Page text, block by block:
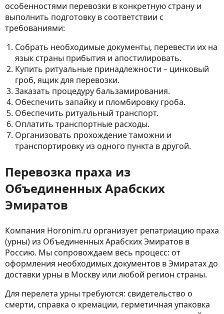
особенностями перевозки в конкретную страну и
выполнить подготовку в соответствии с
требованиями:
Собрать необходимые документы, перевести их на
язык страны прибытия и апостилировать.
Купить ритуальные принадлежности – цинковый
гроб, ящик для перевозки.
Заказать процедуру бальзамирования.
Обеспечить запайку и пломбировку гроба.
Обеспечить ритуальный транспорт.
Оплатить транспортные расходы.
Организовать прохождение таможни и
транспортировку из одного пункта в другой.
Перевозка праха из
Объединенных Арабских
Эмиратов
Компания Horonim.ru организует репатриацию праха
(урны) из Объединенных Арабских Эмиратов в
Россию. Мы сопровождаем весь процесс: от
оформления необходимых документов в Эмиратах до
доставки урны в Москву или любой регион страны.
Для перелета урны требуются: свидетельство о
смерти, справка о кремации, герметичная упаковка